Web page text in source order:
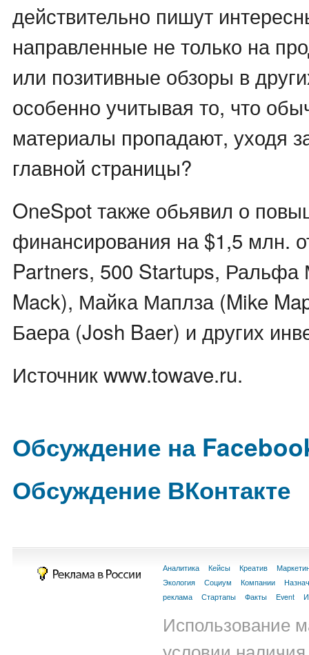
действительно пишут
направленные не только на
или позитивные обзоры в
особенно учитывая то, что
материалы пропадают, уходя
главной страницы?
OneSpot также обьявил о
финансирования на $1,5 млн.
Partners, 500 Startups, Ральфа
Mack), Майка Маплза (Mike
Баера (Josh Baer) и других
Источник www.towave.ru.
Обсуждение на
Обсуждение ВКонтакте
Аналитика Кейсы Креатив
Экология
Социум Компании
реклама
Стартапы Факты Event
Использование